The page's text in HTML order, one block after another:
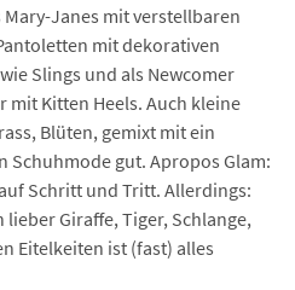
Janes mit verstellbaren
mit dekorativen
Slings und als Newcomer
mit Kitten Heels. Auch kleine
Blüten, gemixt mit ein
Schuhmode gut. Apropos Glam:
Schritt und Tritt. Allerdings:
Giraffe, Tiger, Schlange,
Eitelkeiten ist (fast) alles